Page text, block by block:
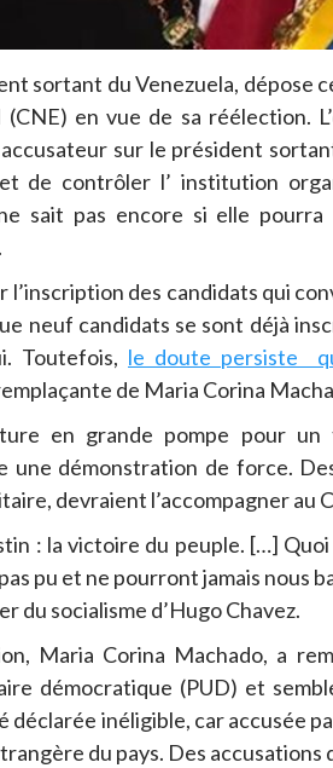
sortant du Venezuela, dépose
en vue de sa réélection.
sur le président
de contrôler l’ institution
sait pas encore si elle
l’inscription des candidats qui
neuf candidats se sont déjà
Toutefois, le doute persiste
de Maria Corina
en grande pompe pour
une démonstration de force.
devraient l’accompagner au
: la victoire du peuple. […]
pu et ne pourront jamais nous
du socialisme d’Hugo Chavez.
Maria Corina Machado, a
démocratique (PUD) et
déclarée inéligible, car accusée
du pays. Des accusations